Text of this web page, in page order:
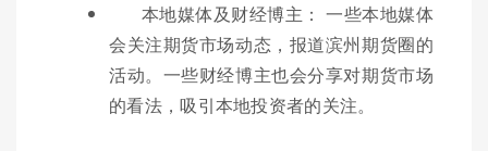
本地媒体及财经博主： 一些本地媒体
会关注期货市场动态，报道滨州期货圈的
活动。一些财经博主也会分享对期货市场
的看法，吸引本地投资者的关注。